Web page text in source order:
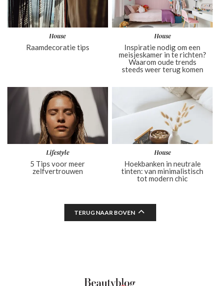
House
Raamdecoratie tips
House
Inspiratie nodig om een
meisjeskamer in te richten?
Waarom oude trends
steeds weer terug komen
Lifestyle
5 Tips voor meer
zelfvertrouwen
House
Hoekbanken in neutrale
tinten: van minimalistisch
tot modern chic
TERUG NAAR BOVEN